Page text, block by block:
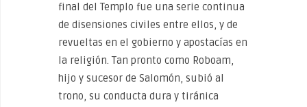
final del Templo fue una serie continua
de disensiones civiles entre ellos, y de
revueltas en el gobierno y apostacías en
la religión. Tan pronto como Roboam,
hijo y sucesor de Salomón, subió al
trono, su conducta dura y tiránica